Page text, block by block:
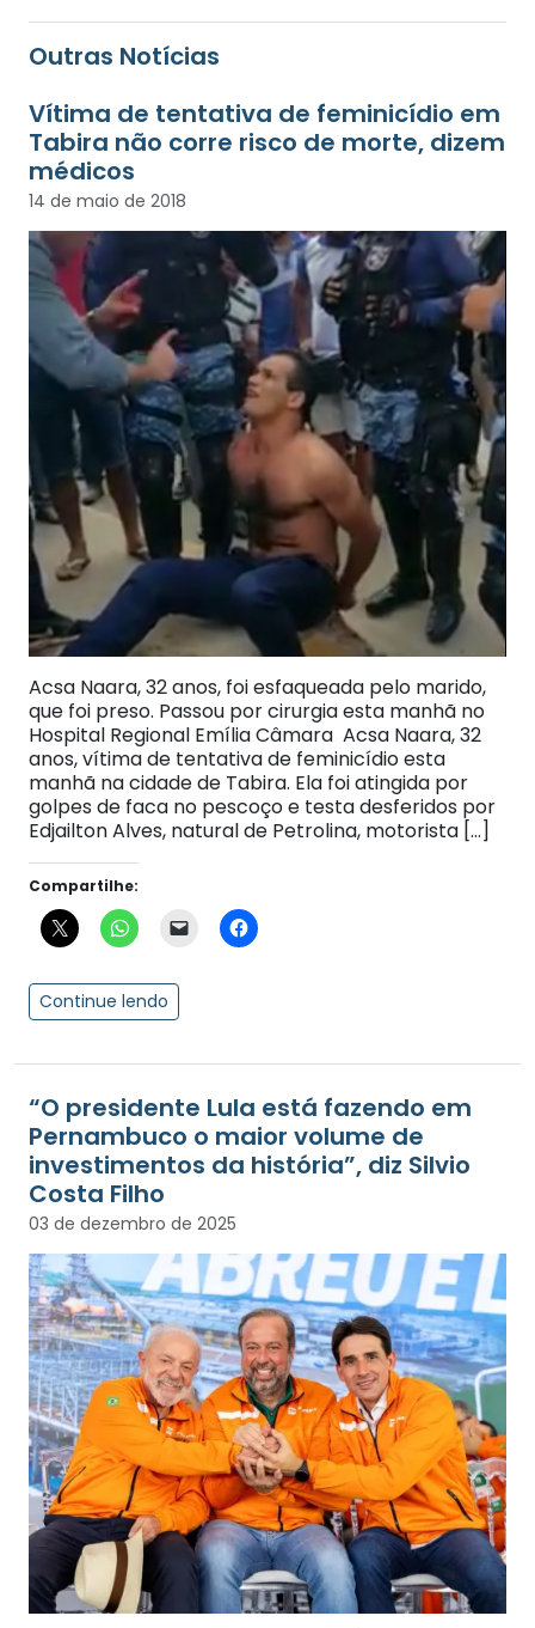
Outras Notícias
Vítima de tentativa de feminicídio em
Tabira não corre risco de morte, dizem
médicos
14 de maio de 2018
Acsa Naara, 32 anos, foi esfaqueada pelo marido,
que foi preso. Passou por cirurgia esta manhã no
Hospital Regional Emília Câmara Acsa Naara, 32
anos, vítima de tentativa de feminicídio esta
manhã na cidade de Tabira. Ela foi atingida por
golpes de faca no pescoço e testa desferidos por
Edjailton Alves, natural de Petrolina, motorista […]
Compartilhe:
Continue lendo
“O presidente Lula está fazendo em
Pernambuco o maior volume de
investimentos da história”, diz Silvio
Costa Filho
03 de dezembro de 2025